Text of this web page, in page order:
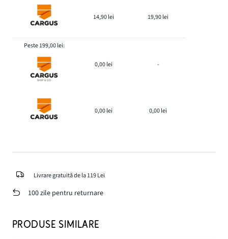
14,90 lei 19,90 lei
Peste 199,00 lei:
0,00 lei -
0,00 lei 0,00 lei
Livrare gratuită de la 119 Lei
100 zile pentru returnare
PRODUSE SIMILARE